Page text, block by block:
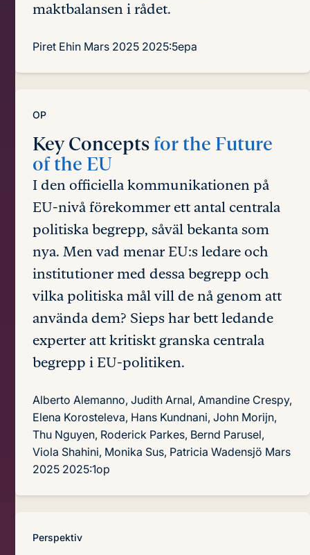
maktbalansen i rådet.
Piret Ehin Mars 2025 2025:5epa
OP
Key Concepts for the Future
of the EU
I den officiella kommunikationen på
EU-nivå förekommer ett antal centrala
politiska begrepp, såväl bekanta som
nya. Men vad menar EU:s ledare och
institutioner med dessa begrepp och
vilka politiska mål vill de nå genom att
använda dem? Sieps har bett ledande
experter att kritiskt granska centrala
begrepp i EU-politiken.
Alberto Alemanno, Judith Arnal, Amandine Crespy,
Elena Korosteleva, Hans Kundnani, John Morijn,
Thu Nguyen, Roderick Parkes, Bernd Parusel,
Viola Shahini, Monika Sus, Patricia Wadensjö Mars
2025 2025:1op
Perspektiv